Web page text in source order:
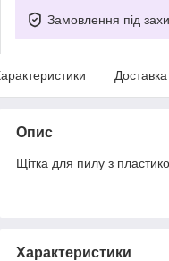
Замовлення під
Доставка
Опис
Щітка для пилу з
Характеристики